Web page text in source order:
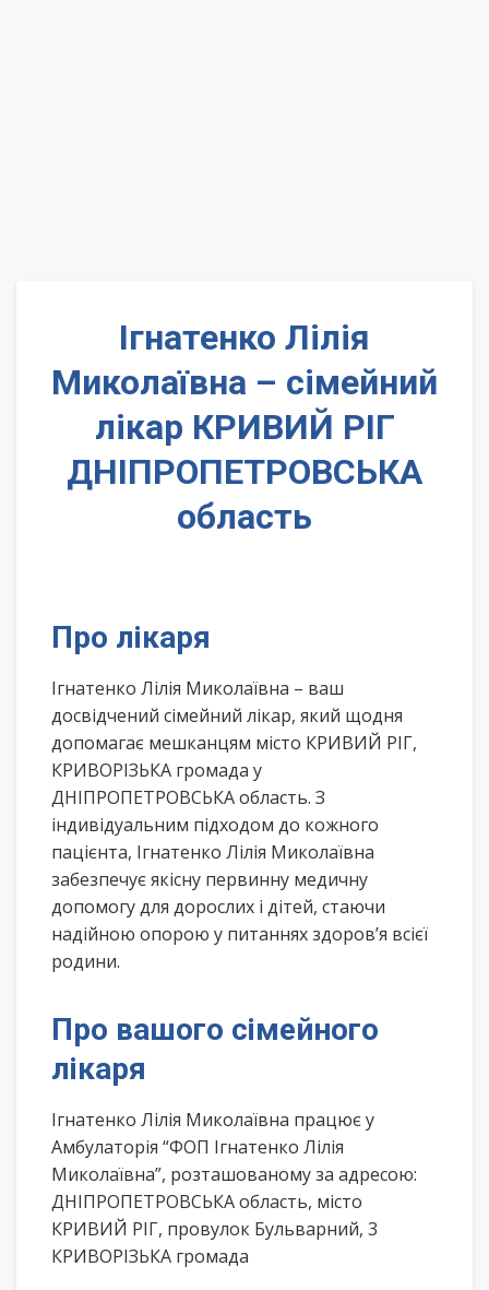
Ігнатенко Лілія
Миколаївна – сімейний
лікар КРИВИЙ РІГ
ДНІПРОПЕТРОВСЬКА
область
Про лікаря
Ігнатенко Лілія Миколаївна – ваш
досвідчений сімейний лікар, який щодня
допомагає мешканцям місто КРИВИЙ РІГ,
КРИВОРІЗЬКА громада у
ДНІПРОПЕТРОВСЬКА область. З
індивідуальним підходом до кожного
пацієнта, Ігнатенко Лілія Миколаївна
забезпечує якісну первинну медичну
допомогу для дорослих і дітей, стаючи
надійною опорою у питаннях здоров’я всієї
родини.
Про вашого сімейного
лікаря
Ігнатенко Лілія Миколаївна працює у
Амбулаторія “ФОП Ігнатенко Лілія
Миколаївна”, розташованому за адресою:
ДНІПРОПЕТРОВСЬКА область, місто
КРИВИЙ РІГ, провулок Бульварний, 3
КРИВОРІЗЬКА громада